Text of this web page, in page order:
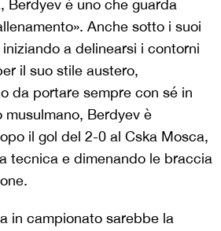
Berdyev è uno che guarda
Anche sotto i suoi
a delinearsi i contorni
il suo stile austero,
da portare sempre con sé in
musulmano, Berdyev è
il gol del 2-0 al Cska Mosca,
tecnica e dimenando le braccia
in campionato sarebbe la